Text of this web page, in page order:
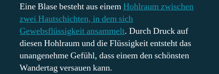
Eine Blase besteht aus einemHohlraum zwischen
zwei Hautschichten, in dem sich
Gewebsflüssigkeit ansammelt. Durch Druck auf
diesen Hohlraum und die Flüssigkeit entsteht das
unangenehme Gefühl, dass einem den schönsten
Wandertag versauen kann.